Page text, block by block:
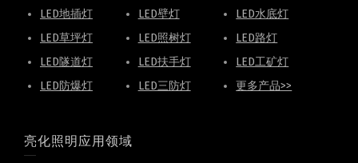
LED地插灯
LED壁灯
LED水底灯
LED草坪灯
LED照树灯
LED路灯
LED隧道灯
LED扶手灯
LED工矿灯
LED防爆灯
LED三防灯 更多产品>>
亮化照明应用领域